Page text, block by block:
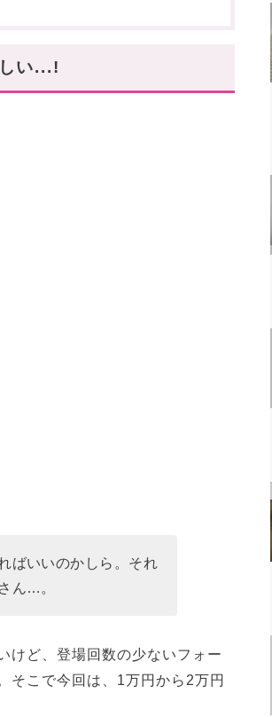
♪
い...!
ばいいのかしら。それ
ん…。
けど、登場回数の少ないフォー
そこで今回は、1万円から2万円